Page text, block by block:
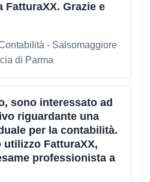
FatturaXX. Grazie e
- Salsomaggiore
di Parma
sono interessato ad
riguardante una
per la contabilità.
utilizzo FatturaXX,
professionista a